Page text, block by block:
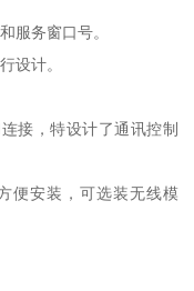
服务窗口号。
设计。
接，特设计了通讯控制
便安装，可选装无线模